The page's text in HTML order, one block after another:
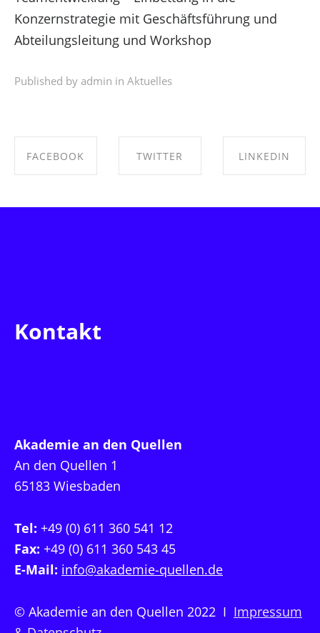
Konzernstrategie mit Geschäftsführung und
Abteilungsleitung und Workshop
Published by admin in Aktuelles
FACEBOOK TWITTER LINKEDIN
Kontakt
Akademie an den Quellen
An den Quellen 1
65183 Wiesbaden
Tel: +49 (0) 611 360 541 12
Fax: +49 (0) 611 360 543 45
E-Mail: info@akademie-quellen.de
© Akademie an den Quellen 2022 I Impressum